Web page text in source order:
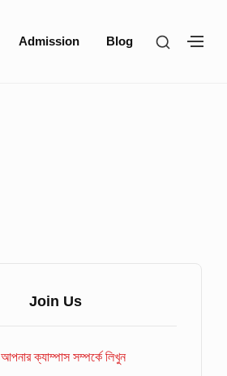
Admission Blog
SHOW
Join Us
ক্যাম্পাস সম্পর্কে লিখুন